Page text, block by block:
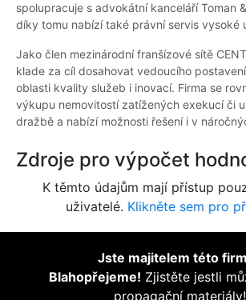
spolupracuje s advokátní kanceláří Toman
díky tomu nabízí také právní servis vysoké
Jako člen mezinárodní franšízové sítě
klade za cíl dosahovat vedoucího
oblasti kvality služeb i inovací. Firma se
výkupu nemovitostí zatížených exekucí či
dražbě a nabízí možnosti řešení i v
Zdroje pro výpočet
K těmto údajům mají přístup
uživatelé. Klikněte sem pro
Jste majitelem této
Blahopřejeme! Zjistěte jestli
propagační materiály!